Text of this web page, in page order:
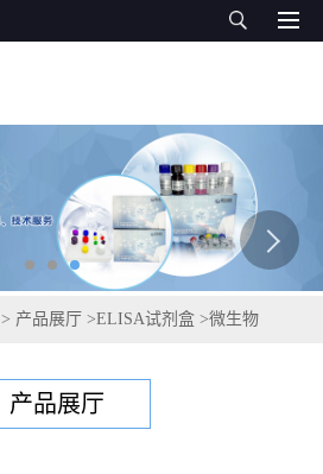
> 产品展厅 >ELISA试剂盒 >微生物
产品展厅